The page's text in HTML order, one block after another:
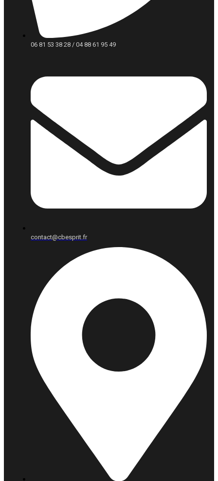
06 81 53 38 28 / 04 88 61 95 49
contact@cbesprit.fr